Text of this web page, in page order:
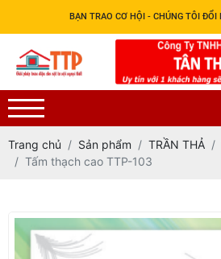
BẠN TRAO CƠ HỘI - CHÚNG TÔI ĐỔI
Trang chủ Sản phẩm TRẦN THẢ
Tấm thạch cao TTP-103